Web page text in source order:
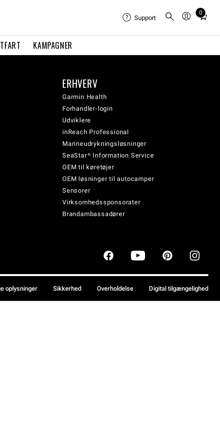
KAMPAGNER
Support
0
Total
cart:
ERHVERV
Garmin Health
Forhandler-login
Udviklere
inReach Professional
Marineudrykningsløsninger
SeaStar® Information Service
OEM til køretøjer
OEM løsninger til autocamper
Sensorer
Virksomhedssponsorater
Brandambassadører
oplysninger Sikkerhed Overholdelse Digital tilgængelighed